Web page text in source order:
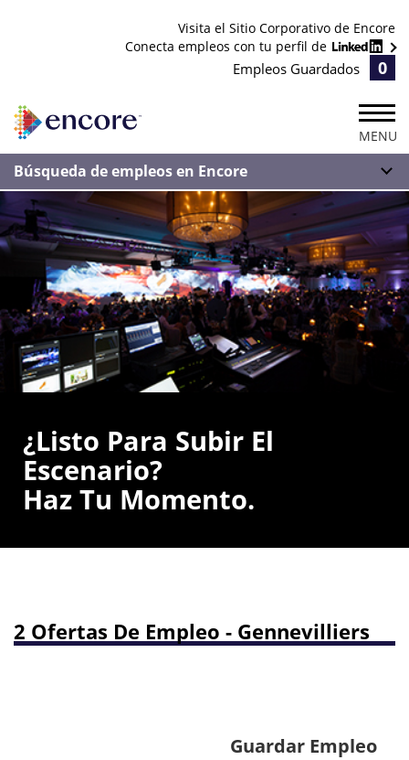
Visita el Sitio Corporativo de Encore
Conecta empleos con tu perfil de
Empleos Guardados 0
MENU
Búsqueda de empleos en Encore
¿Listo Para Subir El
Escenario?
Haz Tu Momento.
2 Ofertas De Empleo - Gennevilliers
Guardar Empleo